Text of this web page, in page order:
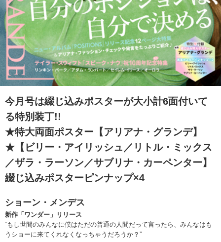
今月号は綴じ込みポスターが大小計6面付いて
る特別装丁!!
★特大両面ポスター【アリアナ・グランデ】
★【ビリー・アイリッシュ／リトル・ミックス
／ザラ・ラーソン／サブリナ・カーペンター】
綴じ込みポスターピンナップ×4
ショーン・メンデス
新作「ワンダー」リリース
“もし世間のみんなに僕はただの普通の人間だって言ったら、みんなはも
うショーに来てくれなくなっちゃうだろうか？”